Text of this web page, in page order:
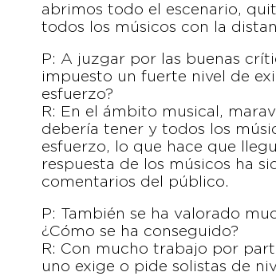
abrimos todo el escenario,
todos los músicos con la
P: A juzgar por las buenas
impuesto un fuerte nivel de
esfuerzo?
R: En el ámbito musical,
debería tener y todos los
esfuerzo, lo que hace que
respuesta de los músicos ha
comentarios del público.
P: También se ha valorado
¿Cómo se ha conseguido?
R: Con mucho trabajo por
uno exige o pide solistas de